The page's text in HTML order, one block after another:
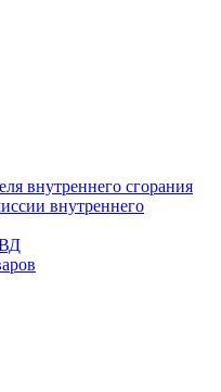
внутреннего сгорания
внутреннего